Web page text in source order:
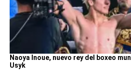
Naoya Inoue, nuevo rey del boxeo
Usyk